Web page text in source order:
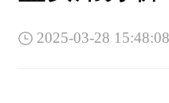
2025-03-28 15:48:08